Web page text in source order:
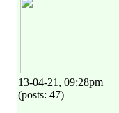
13-04-21, 09:28pm
(posts: 47)